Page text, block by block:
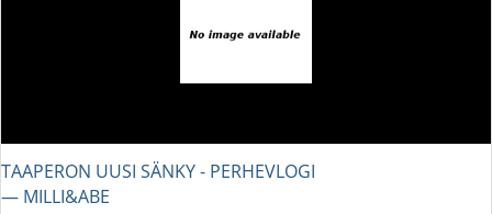
TAAPERON UUSI SÄNKY - PERHEVLOGI
― MILLI&ABE